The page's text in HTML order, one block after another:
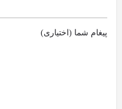
پیغام شما (اختیاری)